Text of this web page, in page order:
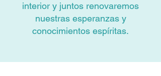
interior y juntos renovaremos
nuestras esperanzas y
conocimientos espíritas.